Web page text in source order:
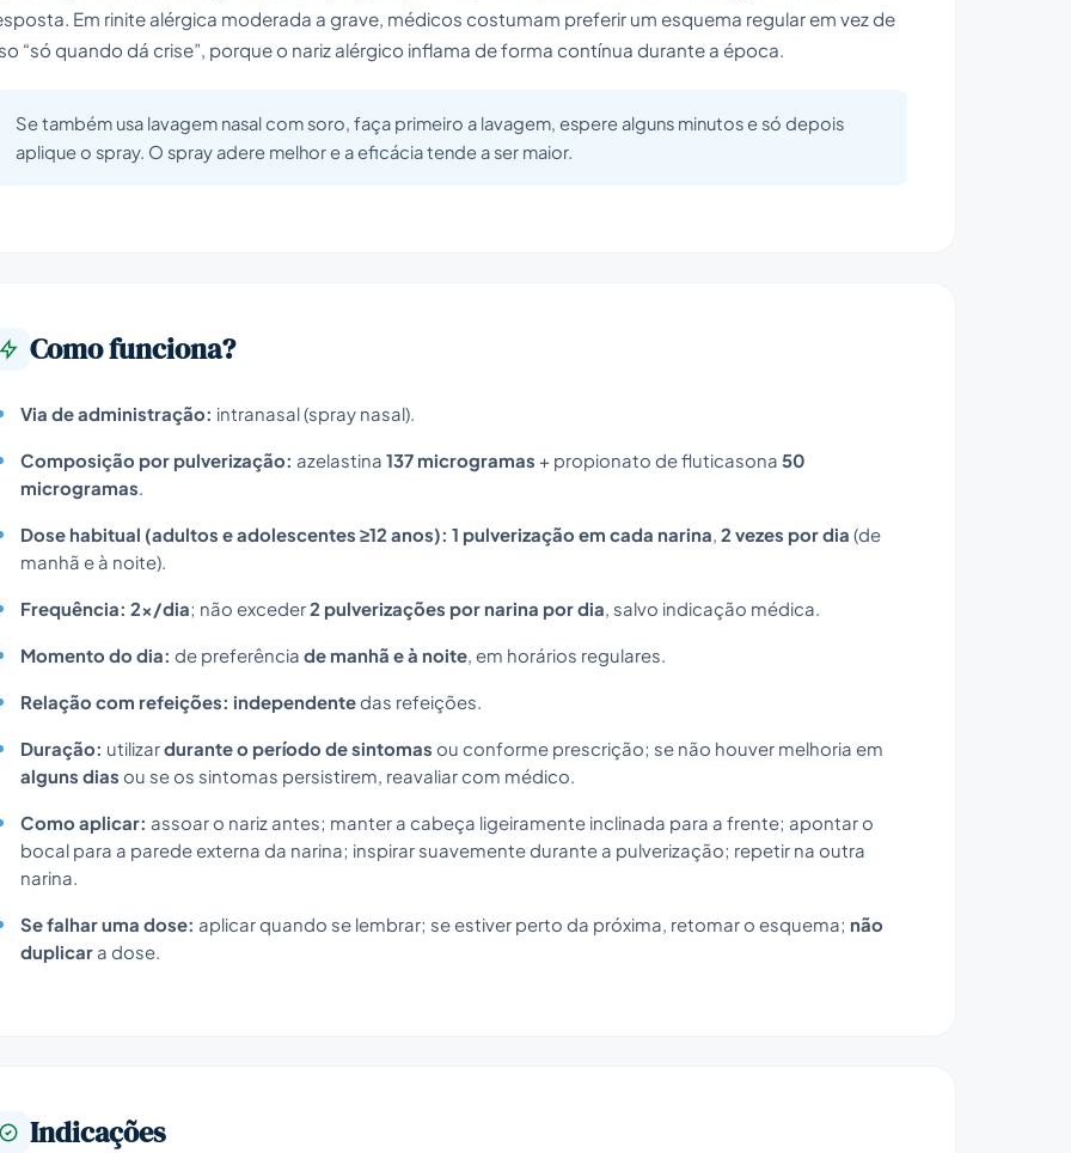
Em rinite alérgica moderada a grave, médicos costumam preferir um esquema regular em vez de
“só quando dá crise”, porque o nariz alérgico inflama de forma contínua durante a época.
Se também usa lavagem nasal com soro, faça primeiro a lavagem, espere alguns minutos e só depois
aplique o spray. O spray adere melhor e a eficácia tende a ser maior.
Como funciona?
Via de administração: intranasal (spray nasal).
Composição por pulverização: azelastina 137 microgramas + propionato de fluticasona 50
microgramas
Dose habitual (adultos e adolescentes ≥12 anos): 1 pulverização em cada narina 2 vezes por dia (de
manhã e à noite).
Frequência: 2x/dia; não exceder2 pulverizações por narina por dia , salvo indicação médica.
Momento do dia: de preferência de manhã e à noite , em horários regulares.
Relação com refeições: independentedas refeições.
Duração: utilizardurante o período de sintomas ou conforme prescrição; se não houver melhoria em
alguns dias ou se os sintomas persistirem, reavaliar com médico.
Como aplicar: assoar o nariz antes; manter a cabeça ligeiramente inclinada para a frente; apontar o
bocal para a parede externa da narina; inspirar suavemente durante a pulverização; repetir na outra
narina.
Se falhar uma dose: aplicar quando se lembrar; se estiver perto da próxima, retomar o esquema; não
duplicar a dose.
Indicações